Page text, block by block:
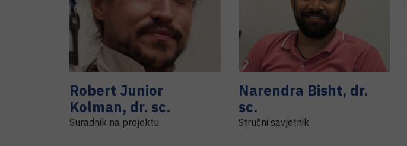
Robert Junior
Kolman, dr. sc.
Suradnik na projektu
Narendra Bisht, dr.
sc.
Stručni savjetnik